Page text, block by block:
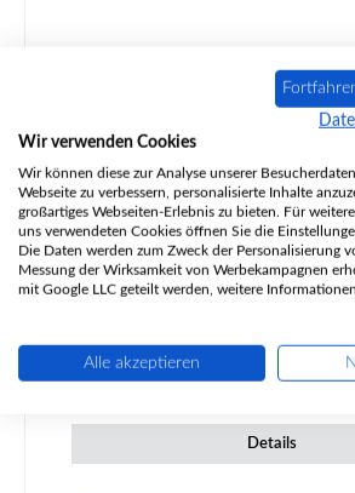
Spartherm Speedy Ph-4S
Produktnummer:01012970
Regulärer
62,61 €
Details
Wir verwenden Cookies
Wir können diese zur Analyse unserer
Webseite zu verbessern, personalisierte Inhalte
großartiges Webseiten-Erlebnis zu bieten. Für
uns verwendeten Cookies öffnen Sie die
Die Daten werden zum Zweck der Personalisierung
Messung der Wirksamkeit von Werbekampagnen
mit Google LLC geteilt werden, weitere
Alle akzeptieren